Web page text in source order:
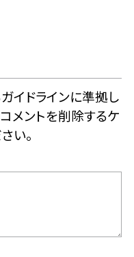
イドラインに準拠し
メントを削除するケ
い。